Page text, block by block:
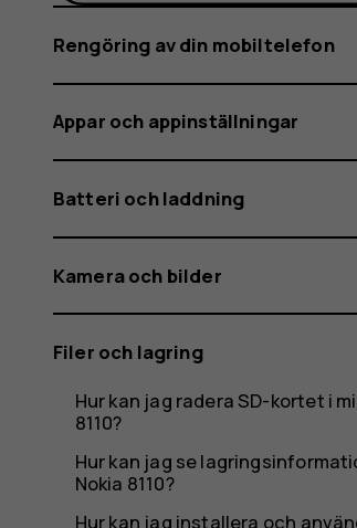
min
Nokia-
eller
HMD-
Rengöring av din mobiltelefon
Appar och appinställningar
Batteri och laddning
Kamera och bilder
Filer och lagring
Hur kan jag radera SD-kortet i
8110?
Hur kan jag se
Nokia 8110?
Hur kan jag installera och